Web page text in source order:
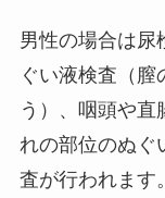
男性の場合は尿
ぐい液検査（
う）、咽頭や
れの部位のぬぐ
査が行われます